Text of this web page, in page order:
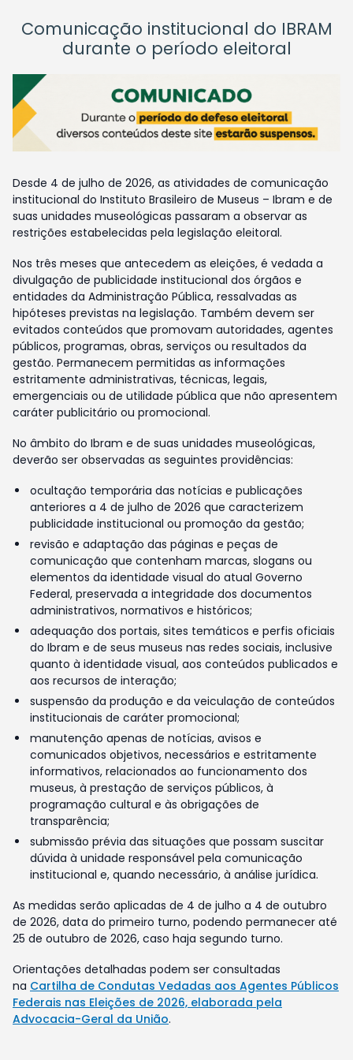
Comunicação institucional do IBRAM
durante o período eleitoral
Desde 4 de julho de 2026, as atividades de comunicação
institucional do Instituto Brasileiro de Museus – Ibram e de
suas unidades museológicas passaram a observar as
restrições estabelecidas pela legislação eleitoral.
Nos três meses que antecedem as eleições, é vedada a
divulgação de publicidade institucional dos órgãos e
entidades da Administração Pública, ressalvadas as
hipóteses previstas na legislação. Também devem ser
evitados conteúdos que promovam autoridades, agentes
públicos, programas, obras, serviços ou resultados da
gestão. Permanecem permitidas as informações
estritamente administrativas, técnicas, legais,
emergenciais ou de utilidade pública que não apresentem
caráter publicitário ou promocional.
No âmbito do Ibram e de suas unidades museológicas,
deverão ser observadas as seguintes providências:
ocultação temporária das notícias e publicações
anteriores a 4 de julho de 2026 que caracterizem
publicidade institucional ou promoção da gestão;
revisão e adaptação das páginas e peças de
comunicação que contenham marcas, slogans ou
elementos da identidade visual do atual Governo
Federal, preservada a integridade dos documentos
administrativos, normativos e históricos;
adequação dos portais, sites temáticos e perfis oficiais
do Ibram e de seus museus nas redes sociais, inclusive
quanto à identidade visual, aos conteúdos publicados e
aos recursos de interação;
suspensão da produção e da veiculação de conteúdos
institucionais de caráter promocional;
manutenção apenas de notícias, avisos e
comunicados objetivos, necessários e estritamente
informativos, relacionados ao funcionamento dos
museus, à prestação de serviços públicos, à
programação cultural e às obrigações de
transparência;
submissão prévia das situações que possam suscitar
dúvida à unidade responsável pela comunicação
institucional e, quando necessário, à análise jurídica.
As medidas serão aplicadas de 4 de julho a 4 de outubro
de 2026, data do primeiro turno, podendo permanecer até
25 de outubro de 2026, caso haja segundo turno.
Orientações detalhadas podem ser consultadas
na Cartilha de Condutas Vedadas aos Agentes Públicos
Federais nas Eleições de 2026, elaborada pela
Advocacia-Geral da União.